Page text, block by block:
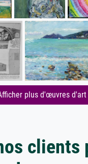
plus d'œuvres d'art
clients